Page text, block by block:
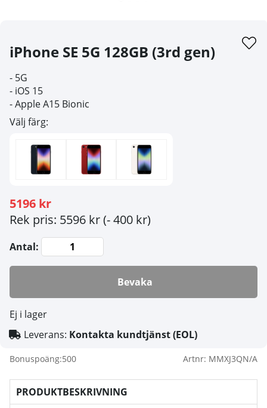
iPhone SE 5G 128GB (3rd gen)
- 5G
- iOS 15
- Apple A15 Bionic
Välj färg:
5196 kr
Rek pris: 5596 kr(- 400 kr)
Antal:
Bevaka
Ej i lager
Leverans: Kontakta kundtjänst (EOL)
Bonuspoäng:500 Artnr: MMXJ3QN/A
PRODUKTBESKRIVNING